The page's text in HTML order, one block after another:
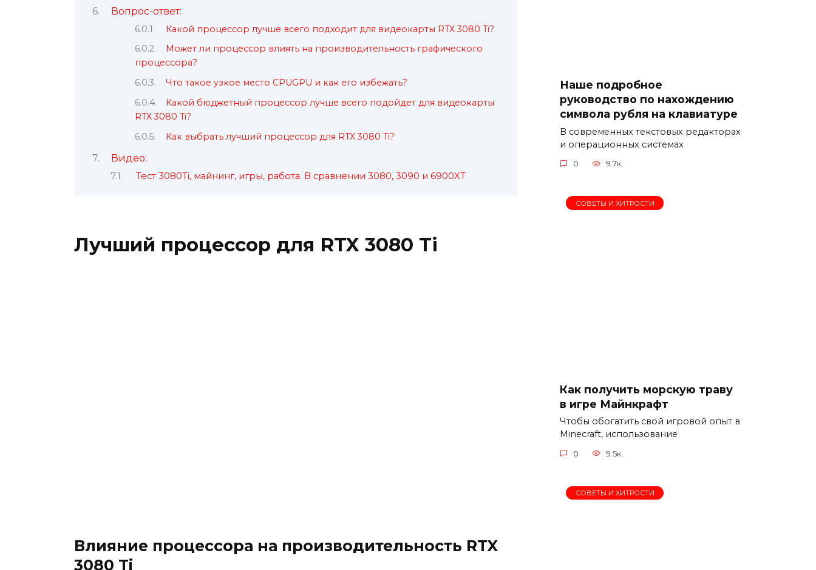
Вопрос-ответ:
Какой процессор лучше всего подходит для видеокарты RTX 3080 Ti?
Может ли процессор влиять на производительность графического
процессора?
Что такое узкое место CPUGPU и как его избежать?
Какой бюджетный процессор лучше всего подойдет для видеокарты
RTX 3080 Ti?
Как выбрать лучший процессор для RTX 3080 Ti?
Видео:
Тест 3080Ti, майнинг, игры, работа. В сравнении 3080, 3090 и 6900XT
Лучший процессор для RTX 3080 Ti
Влияние процессора на производительность RTX
3080 Ti
Наше подробное
руководство по нахождению
символа рубля на клавиатуре
В современных текстовых редакторах
и операционных системах
0 9.7к.
СОВЕТЫ И ХИТРОСТИ
Как получить морскую траву
в игре Майнкрафт
Чтобы обогатить свой игровой опыт в
Minecraft, использование
0 9.5к.
СОВЕТЫ И ХИТРОСТИ